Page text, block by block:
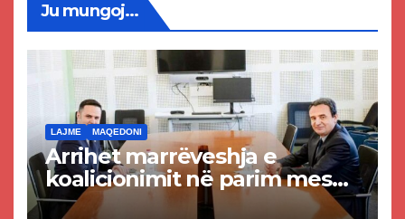
Ju mungoj...
LAJME MAQEDONI
Arrihet marrëveshja e
koalicionimit në parim mes
Kurtit dhe Abdixhikut